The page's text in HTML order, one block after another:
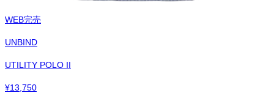
WEB完売
UNBIND
UTILITY POLO II
¥13,750